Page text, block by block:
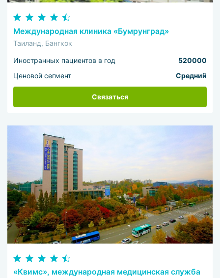
Международная клиника «Бумрунград»
Таиланд, Бангкок
Иностранных пациентов в год
520000
Ценовой сегмент
Средний
Связаться
«Квимс», международная медицинская служба